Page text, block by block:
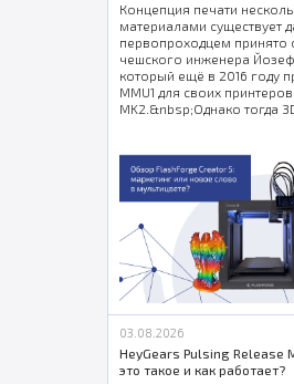
Концепция печати
материалами существует
первопроходцем принято
чешского инженера
который ещё в 2016 году
MMU1 для своих принтеров
MK2.&nbsp;Однако тогда
уделом энтузиастов,
было всё равно в каких
можно и покрасить. Идея
массы не шла.
03.08.2026
HeyGears Pulsing Release
это такое и как работает?